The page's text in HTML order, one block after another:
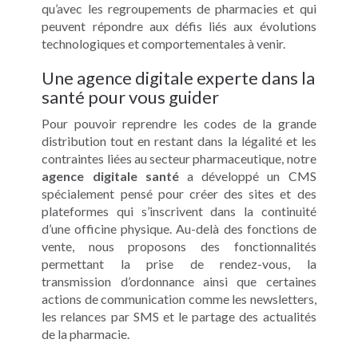
qu’avec les regroupements de pharmacies et qui
peuvent répondre aux défis liés aux évolutions
technologiques et comportementales à venir.
Une agence digitale experte dans la
santé pour vous guider
Pour pouvoir reprendre les codes de la grande
distribution tout en restant dans la légalité et les
contraintes liées au secteur pharmaceutique, notre
agence digitale santéa développé un CMS
spécialement pensé pour créer des sites et des
plateformes qui s’inscrivent dans la continuité
d’une officine physique. Au-delà des fonctions de
vente, nous proposons des fonctionnalités
permettant la prise de rendez-vous, la
transmission d’ordonnance ainsi que certaines
actions de communication comme les newsletters,
les relances par SMS et le partage des actualités
de la pharmacie.